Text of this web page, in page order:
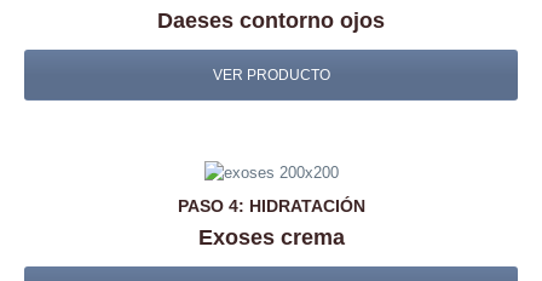
Daeses contorno ojos
VER PRODUCTO
PASO 4: HIDRATACIÓN
Exoses crema